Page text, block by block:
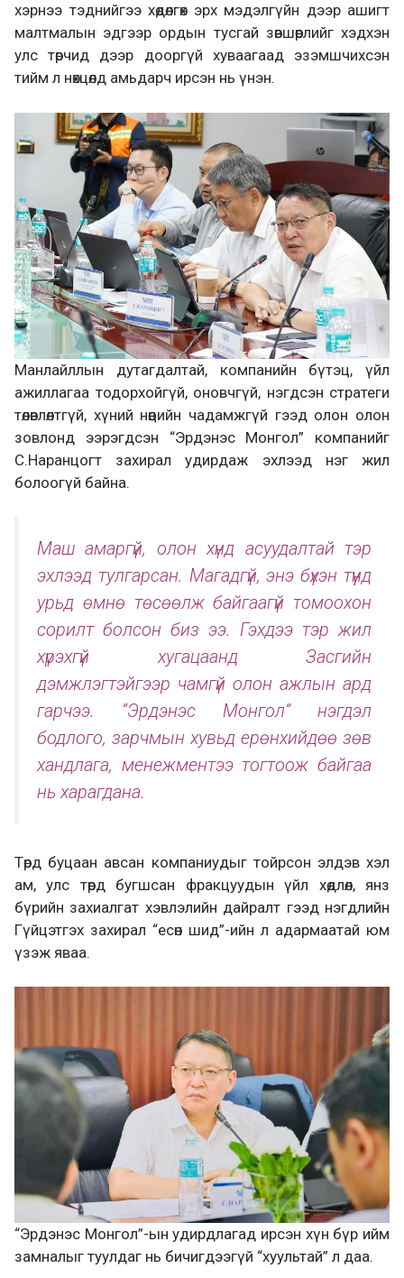
хэрнээ тэднийгээ хөдөлгөх эрх мэдэлгүйн дээр ашигт
малтмалын эдгээр ордын тусгай зөвшөөрлийг хэдхэн
улс төрчид дээр дооргүй хуваагаад эзэмшчихсэн
тийм л нөхцөлд амьдарч ирсэн нь үнэн.
Манлайллын дутагдалтай, компанийн бүтэц, үйл
ажиллагаа тодорхойгүй, оновчгүй, нэгдсэн стратеги
төлөвлөлтгүй, хүний нөөцийн чадамжгүй гээд олон олон
зовлонд ээрэгдсэн “Эрдэнэс Монгол” компанийг
С.Наранцогт захирал удирдаж эхлээд нэг жил
болоогүй байна.
Маш амаргүй, олон хүнд асуудалтай тэр
эхлээд тулгарсан. Магадгүй, энэ бүхэн түүнд
урьд өмнө төсөөлж байгаагүй томоохон
сорилт болсон биз ээ. Гэхдээ тэр жил
хүрэхгүй хугацаанд Засгийн
дэмжлэгтэйгээр чамгүй олон ажлын ард
гарчээ. “Эрдэнэс Монгол” нэгдэл
бодлого, зарчмын хувьд ерөнхийдөө зөв
хандлага, менежментээ тогтоож байгаа
нь харагдана.
Төрд буцаан авсан компаниудыг тойрсон элдэв хэл
ам, улс төрд бугшсан фракцуудын үйл хөдлөл, янз
бүрийн захиалгат хэвлэлийн дайралт гээд нэгдлийн
Гүйцэтгэх захирал “есөн шид”-ийн л адармаатай юм
үзэж яваа.
“Эрдэнэс Монгол”-ын удирдлагад ирсэн хүн бүр ийм
замналыг туулдаг нь бичигдээгүй “хуультай” л даа.